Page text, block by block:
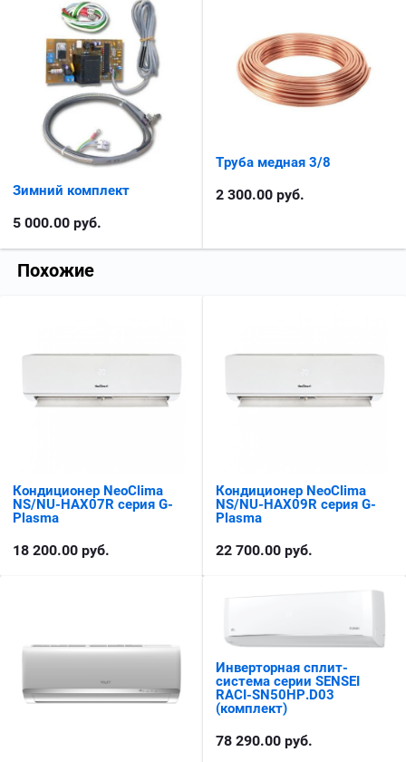
Зимний комплект
5 000.00 руб.
Труба медная 3/8
2 300.00 руб.
Похожие
Кондиционер NeoClima
NS/NU-HAX07R серия G-
Plasma
18 200.00 руб.
Кондиционер NeoClima
NS/NU-HAX09R серия G-
Plasma
22 700.00 руб.
Инверторная сплит-
система серии SENSEI
RACI-SN50HP.D03
(комплект)
78 290.00 руб.